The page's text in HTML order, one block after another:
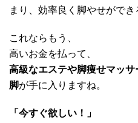
まり、効率良く脚やせができ
これならもう、
高いお金を払って、
高級なエステや脚痩せマッサ
脚が手に入りますね。
「今すぐ欲しい！」